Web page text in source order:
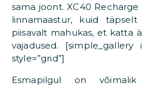
sama joont. XC40
linnamaastur, kuid
piisavalt mahukas, et katta
vajadused. [simple_gallery
style=”grid”]
Esmapilgul on võimalik